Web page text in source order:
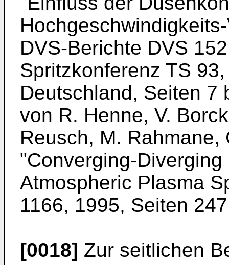
DVS-Berichte DVS
Spritzkonferenz TS
Deutschland, Seiten 7
von R. Henne, V.
Reusch, M. Rahmane,
"Converging-
Atmospheric Plasma
1166, 1995, Seiten
[0018] Zur seitlichen